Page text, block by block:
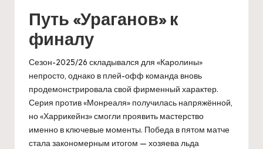
Путь «Ураганов» к
финалу
Сезон-2025/26 складывался для «Каролины»
непросто, однако в плей-офф команда вновь
продемонстрировала свой фирменный характер.
Серия против «Монреаля» получилась напряжённой,
но «Харрикейнз» смогли проявить мастерство
именно в ключевые моменты. Победа в пятом матче
стала закономерным итогом — хозяева льда